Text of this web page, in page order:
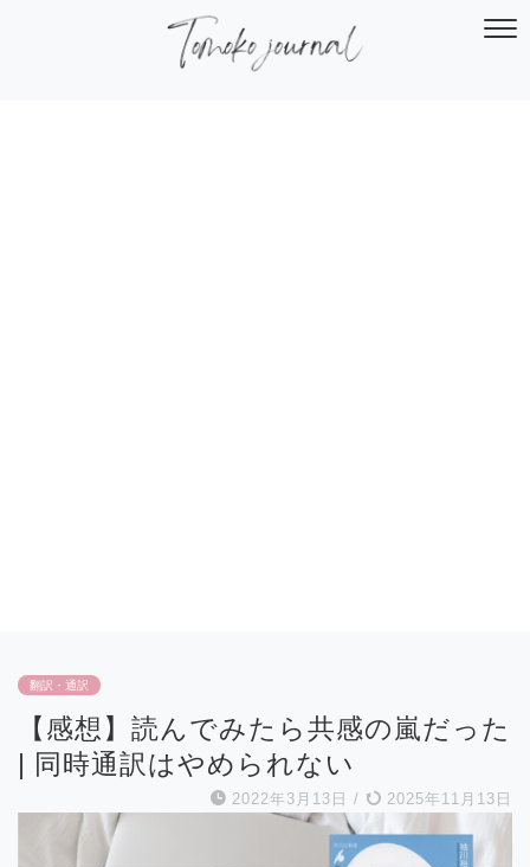
翻訳・通訳
【感想】読んでみたら共感の嵐だった
| 同時通訳はやめられない
2022年3月13日 / 2025年11月13日